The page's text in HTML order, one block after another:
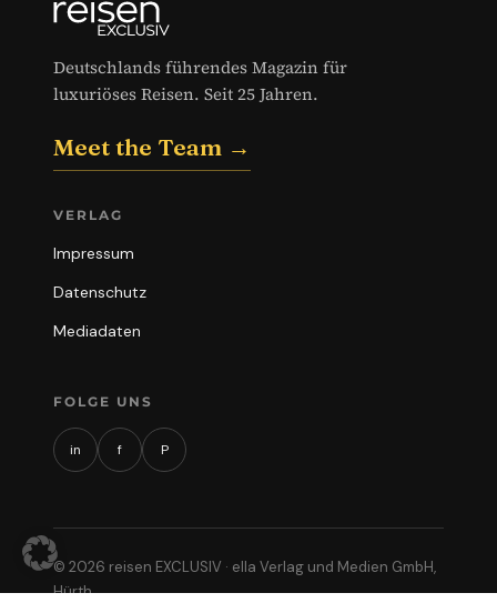
Deutschlands führendes Magazin für
luxuriöses Reisen. Seit 25 Jahren.
Meet the Team →
VERLAG
Impressum
Datenschutz
Mediadaten
FOLGE UNS
in f P
© 2026 reisen EXCLUSIV · ella Verlag und Medien GmbH,
Hürth